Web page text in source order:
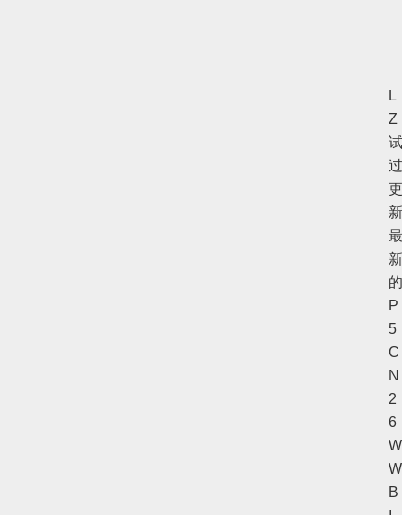
L
Z
试
过
更
新
最
新
的
P
5
C
N
2
6
W
W
B